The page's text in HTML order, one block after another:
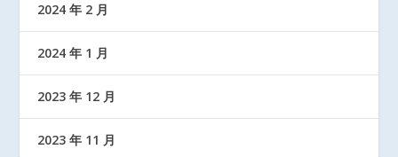
2024 年 2 月
2024 年 1 月
2023 年 12 月
2023 年 11 月